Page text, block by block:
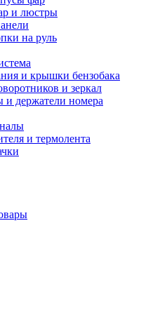
и люстры
на руль
и крышки бензобака
и зеркал
и держатели номера
и термолента